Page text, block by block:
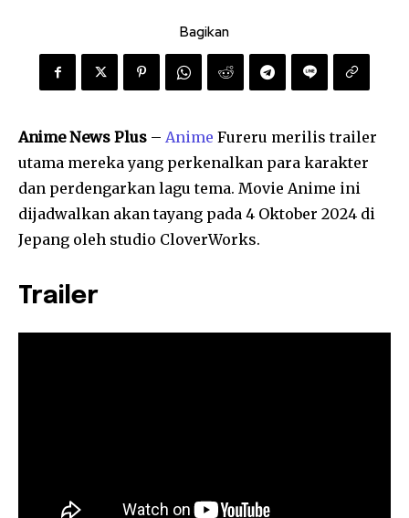
Bagikan
Anime News Plus – Anime Fureru merilis trailer
utama mereka yang perkenalkan para karakter
dan perdengarkan lagu tema. Movie Anime ini
dijadwalkan akan tayang pada 4 Oktober 2024 di
Jepang oleh studio CloverWorks.
Trailer